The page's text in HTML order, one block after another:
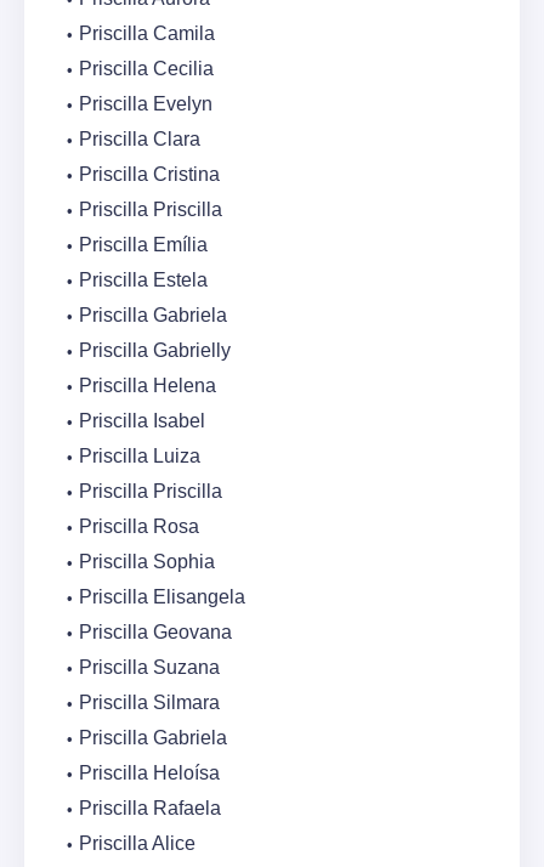
Priscilla Camila
Priscilla Cecilia
Priscilla Evelyn
Priscilla Clara
Priscilla Cristina
Priscilla Priscilla
Priscilla Emília
Priscilla Estela
Priscilla Gabriela
Priscilla Gabrielly
Priscilla Helena
Priscilla Isabel
Priscilla Luiza
Priscilla Priscilla
Priscilla Rosa
Priscilla Sophia
Priscilla Elisangela
Priscilla Geovana
Priscilla Suzana
Priscilla Silmara
Priscilla Gabriela
Priscilla Heloísa
Priscilla Rafaela
Priscilla Alice